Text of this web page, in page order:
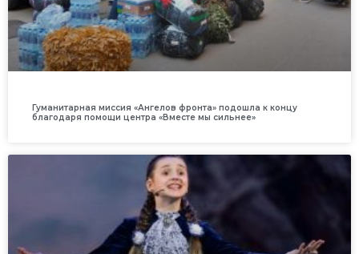
Гуманитарная миссия «Ангелов фронта» подошла к концу
благодаря помощи центра «Вместе мы сильнее»